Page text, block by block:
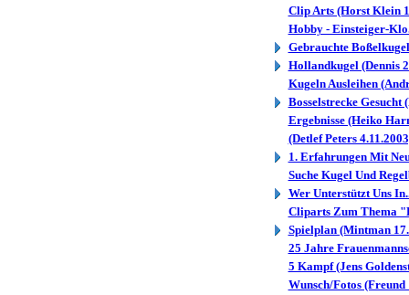
Clip Arts (Horst Klein
Hobby - Einsteiger-
Gebrauchte
Hollandkugel (Dennis
Kugeln Ausleihen
Bosselstrecke Gesucht
Ergebnisse (Heiko
(Detlef Peters
1. Erfahrungen Mit
Suche Kugel Und
Wer Unterstützt Uns
Cliparts Zum Thema
Spielplan (Mintman
25 Jahre
5 Kampf (Jens
Wunsch/Fotos (Freund